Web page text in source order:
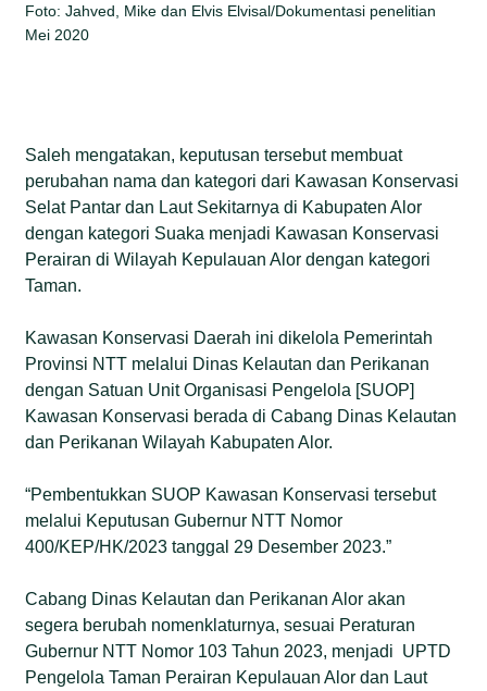
Foto: Jahved, Mike dan Elvis Elvisal/Dokumentasi penelitian
Mei 2020
Saleh mengatakan, keputusan tersebut membuat
perubahan nama dan kategori dari Kawasan Konservasi
Selat Pantar dan Laut Sekitarnya di Kabupaten Alor
dengan kategori Suaka menjadi Kawasan Konservasi
Perairan di Wilayah Kepulauan Alor dengan kategori
Taman.
Kawasan Konservasi Daerah ini dikelola Pemerintah
Provinsi NTT melalui Dinas Kelautan dan Perikanan
dengan Satuan Unit Organisasi Pengelola [SUOP]
Kawasan Konservasi berada di Cabang Dinas Kelautan
dan Perikanan Wilayah Kabupaten Alor.
“Pembentukkan SUOP Kawasan Konservasi tersebut
melalui Keputusan Gubernur NTT Nomor
400/KEP/HK/2023 tanggal 29 Desember 2023.”
Cabang Dinas Kelautan dan Perikanan Alor akan
segera berubah nomenklaturnya, sesuai Peraturan
Gubernur NTT Nomor 103 Tahun 2023, menjadi UPTD
Pengelola Taman Perairan Kepulauan Alor dan Laut